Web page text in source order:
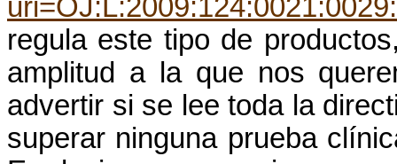
regula este tipo de productos
amplitud a la que nos
advertir si se lee todala
superar ninguna prueba